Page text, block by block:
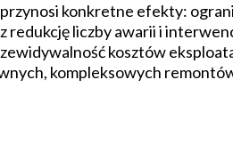
konkretne efekty:
redukcję liczby awarii i
kosztów
kompleksowych